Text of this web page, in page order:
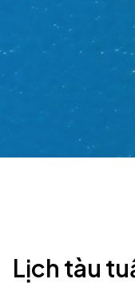
Lịch tàu